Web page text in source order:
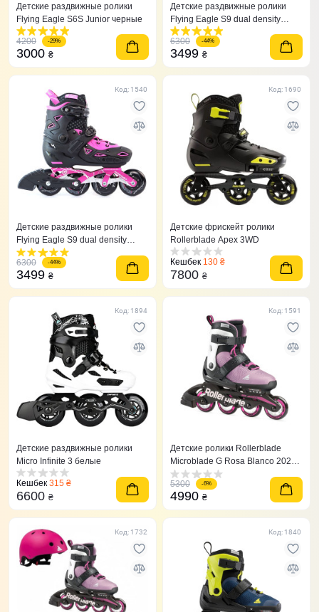
Детские раздвижные ролики
Flying Eagle S6S Junior черные
4200 -29%
3000 ₴
Детские раздвижные ролики
Flying Eagle S9 dual density
красные
6300
-44%
3499 ₴
Код: 1540
Детские раздвижные ролики
Flying Eagle S9 dual density
розовые 27-31
6300
-44%
3499 ₴
Код: 1690
Детские фрискейт ролики
Rollerblade Apex 3WD
Кешбек 130 ₴
7800 ₴
Код: 1894
Детские раздвижные ролики
Micro Infinite 3 белые
Кешбек 315 ₴
6600 ₴
Код: 1591
Детские ролики Rollerblade
Microblade G Rosa Blanco 2021
розовые 36,5-40,5
5300
-6%
4990 ₴
Код: 1732 Код: 1840